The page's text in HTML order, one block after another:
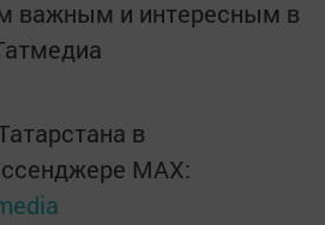
важным и интересным в
в
MАХ: